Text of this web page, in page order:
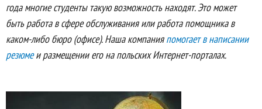
года многие студенты такую возможность находят. Это может
быть работа в сфере обслуживания или работа помощника в
каком-либо бюро (офисе). Наша компанияпомогает в написании
резюмеи размещении его на польских Интернет-порталах.